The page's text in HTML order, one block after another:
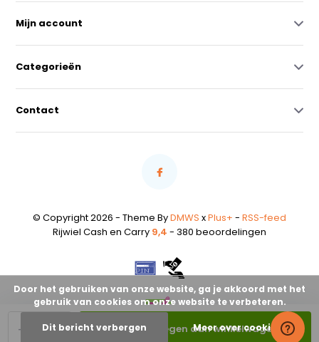
+
- Toevoegen aan winkelwagen
Mijn account
Categorieën
Contact
© Copyright 2026 - Theme ByDMWS xPlus+ - RSS-feed
Rijwiel Cash en Carry 9,4 - 380 beoordelingen
Door het gebruiken van onze website, ga je akkoord met het
gebruik van cookies om onze website te verbeteren.
Dit bericht verbergen Meer over cookies »